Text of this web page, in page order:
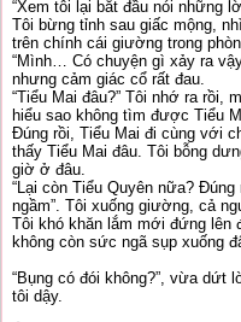
“Xem tôi lại bắt đầu nói những
Tôi bừng tỉnh sau giấc mộng,
trên chính cái giường trong
“Mình… Có chuyện gì xảy ra
nhưng cảm giác cổ rất đau.
“Tiểu Mai đâu?” Tôi nhớ ra rồi,
hiểu sao không tìm được Tiểu
Đúng rồi, Tiểu Mai đi cùng với
thấy Tiểu Mai đâu. Tôi bỗng
giờ ở đâu.
“Lại còn Tiểu Quyên nữa?
ngầm”. Tôi xuống giường, cả
Tôi khó khăn lắm mới đứng
không còn sức ngã sụp xuống
“Bụng có đói không?”, vừa dứt
tôi dậy.